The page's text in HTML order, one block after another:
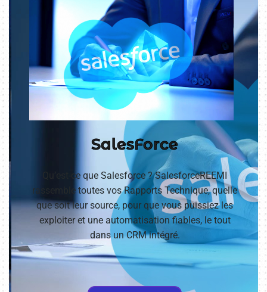
SalesForce
Qu’est-ce que Salesforce ? SalesforceREEMI
rassemble toutes vos Rapports Technique, quelle
que soit leur source, pour que vous puissiez les
exploiter et une automatisation fiables, le tout
dans un CRM intégré.